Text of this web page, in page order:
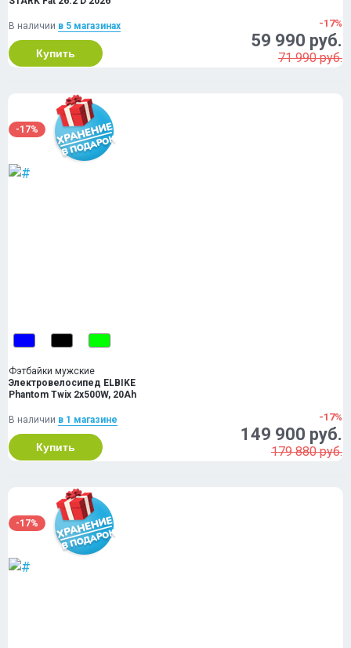
В наличии в 5 магазинах
Купить
-17%
59 990 руб.
71 990 руб.
-17%
Фэтбайки мужские
Электровелосипед ELBIKE
Phantom Twix 2x500W, 20Ah
В наличии в 1 магазинe
Купить
-17%
149 900 руб.
179 880 руб.
-17%